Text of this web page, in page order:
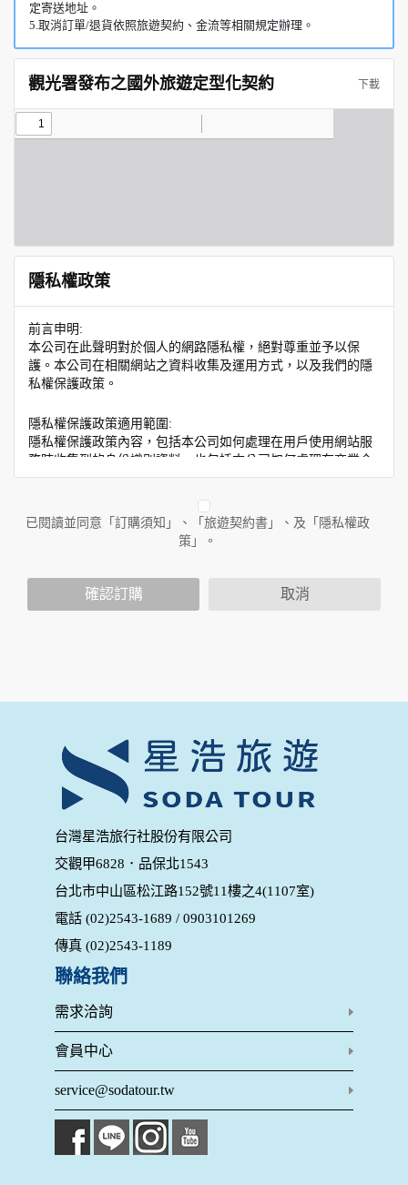
定寄送地址。
5.取消訂單/退貨依照旅遊契約、金流等相關規定辦理。
觀光署發布之國外旅遊定型化契約 下載
隱私權政策
前言申明:
本公司在此聲明對於個人的網路隱私權，絕對尊重並予以保
護。本公司在相關網站之資料收集及運用方式，以及我們的隱
私權保護政策。
隱私權保護政策適用範圍:
隱私權保護政策內容，包括本公司如何處理在用戶使用網站服
務時收集到的身份識別資料，也包括本公司如何處理在商業合
作與本公司合作時分享的任何身份識別資料。隱私權保護政策
人員。例如您透過本公司旗下網站上的廣告廠商連結，這些置
放連結的廠商也可能蒐集您個人的資料。對於您主動提供的個
人資訊，這些廣告廠商或連結網站有其個別的隱私權保護政
您個人在本網站上的聊天室或討論區中任意公開個人資料的行
個人的資料，其範圍如下：
您所提供的姓名、電子郵件地址、聯絡方式及使用時間等。
於一般瀏覽時，伺服器會自行記錄相關行徑，包括您使用連線
設備的 IP 位址、使用時間、使用的瀏覽器、瀏覽及點選資料記
錄等，做為我們增進網站服務的參考依據，此記錄為內部應
用，決不對外公布。
為提供精確的服務，我們會將收集的問卷調查內容進行統計與
分析，分析結果之統計數據或說明文字呈現，除供內部研究
外，我們會視需要公佈統計數據及說明文字，但不涉及特定個
人之資料。
除非取得您的同意或其他法令之特別規定，本網站絕不會將您
的個人資料揭露予第三人或使用於蒐集目的以外之其他用途。
在您於本網站註冊帳號、使用本網站相關產品、服務、活動或
贈獎時，本網站會收集您的個人識別資料，本網站也可以從商
業夥伴處取得個人資料。
身份證字號、電子郵件、出生日期、性別、行業等相關資料，
當您註冊成功，並登入使用我們的服務後，我們即取得您的資
料。註冊時，本網站取得您的姓名、電話、住址、身份證字
成功，並登入使用我們的服務後，本網站即取得您的資料。
其他除了上述，會保留您在上網瀏覽或查詢時，伺服器自行產
生的相關記錄，包括您使用連線設備的 IP 位址、使用時間、使
用的瀏覽器、瀏覽及點選資料紀錄等。本網站會對個別連線者
的瀏覽器予以標示，歸納使用者瀏覽器在本網站內部所瀏覽的
已閱讀並同意「訂購須知」、「旅遊契約書」、及「隱私權政
策」。
確認訂購 取消
台灣星浩旅行社股份有限公司
交觀甲6828．品保北1543
台北市中山區松江路152號11樓之4(1107室)
電話 (02)2543-1689 / 0903101269
傳真 (02)2543-1189
聯絡我們
需求洽詢
會員中心
service@sodatour.tw